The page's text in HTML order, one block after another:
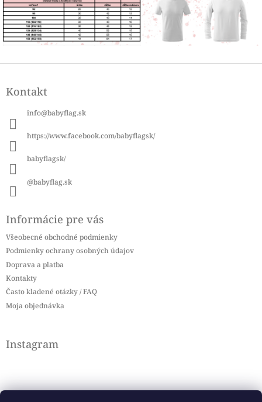
Z
pKontakt
info@babyflag.sk
https://www.facebook.com/babyflagsk/
babyflagsk/
@babyflag.sk
Informácie pre vás
Všeobecné obchodné podmienky
Podmienky ochrany osobných údajov
Doprava a platba
Kontakty
Často kladené otázky / FAQ
Moja objednávka
Instagram